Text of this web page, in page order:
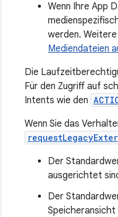
Wenn Ihre App
werden.
Mediendateien
Die
Für den Zugriff auf
Intents wie den
Wenn Sie das
Der
ausgerichtet
Der